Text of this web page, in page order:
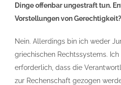
Dinge offenbar ungestraft tun.
Vorstellungen von Gerechtigkeit?
Nein. Allerdings bin ich weder
griechischen Rechtssystems.
erforderlich, dass die
zur Rechenschaft gezogen